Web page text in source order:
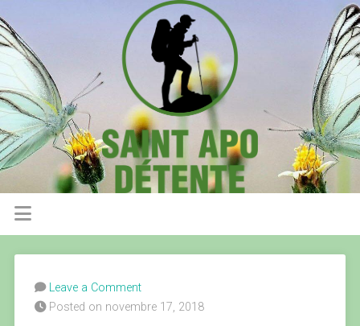
Leave a Comment
Posted on novembre 17, 2018